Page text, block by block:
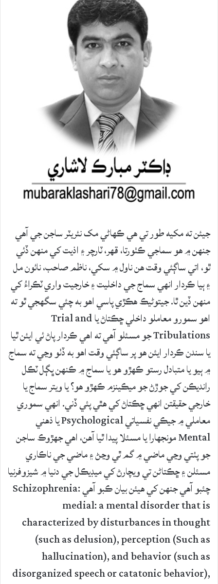
جيئن ته مکيه طور تي هي ڪهاڻي مک نئريٽر ساجن جي آهي
جنهن ۾ هو سماجي ڪٺورتا، قهر، ٽارچر ۽ اذيت کي منهن ڏئي
ٿو، اتي ساڳئي وقت هن ناول ۾ سکي، ناظم صاحب، نائون مل
۽ ٻيا ڪردار انهي سماج جي داخليت ۽ خارجيت واري ٽڪراءُ کي
منهن ڏين ٿا. جيتوڻيڪ هڪڙي پاسي اهو به چئي سگهجي ٿو ته
اهو سمورو معاملو داخلي ڇڪتاڻ يا Trial and
Tribulations جو مسئلو آهي ته اهي ڪردار پاڻ ئي ايئن ٿيا
يا سندن ڪردار ايئن هو پر ساڳئي وقت اهو به ڏٺو وڃي ته سماج
۾ ٻيو يا متبادل رستو ڪهڙو هو يا سماج ۾ ڪنهن ڀڳل ٽڪل
رانديڪن کي جوڙڻ جو ميڪينزم ڪهڙو هو؟ يا ويتر سماج يا
خارجي حقيقتن انهي ڇڪتاڻ کي هٿي پئي ڏني. انهي سموري
معاملي ۾ جيڪي نفسياتي Psychological يا ذهني
Mental مونجهارا يا مسئلا پيدا ٿيا آهن، اهي جهڙوڪ ساجن
جو پٺتي وڃي ماضي ۾ گم ٿي وڃڻ ۽ ماضي جي ناڪاري
مسئلن ۽ ڇڪتاڻن تي ويچارڻ کي ميڊيڪل جي دنيا ۾ شيزوفرنيا
چئبو آهي جنهن کي هيئن بيان ڪبو آهي Schizophrenia:
medial: a mental disorder that is
characterized by disturbances in thought
(such as delusion), perception (Such as
hallucination), and behavior (such as
disorganized speech or catatonic behavior),